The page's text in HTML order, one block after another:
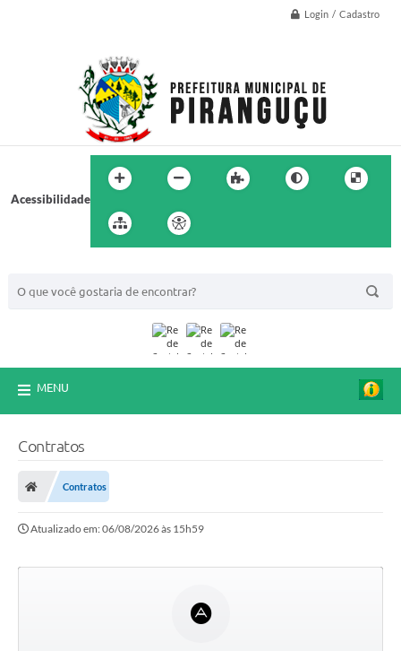
Login / Cadastro
Acessibilidade
MENU
Contratos
Contratos
Atualizado em: 06/08/2026 às 15h59